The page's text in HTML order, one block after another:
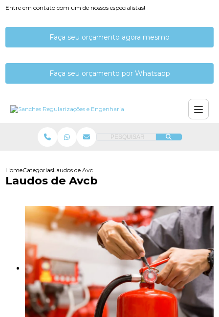
Entre em contato com um de nossos especialistas!
Faça seu orçamento agora mesmo
Faça seu orçamento por Whatsapp
PESQUISAR
HomeCategoriasLaudos de Avcb
Laudos de Avcb